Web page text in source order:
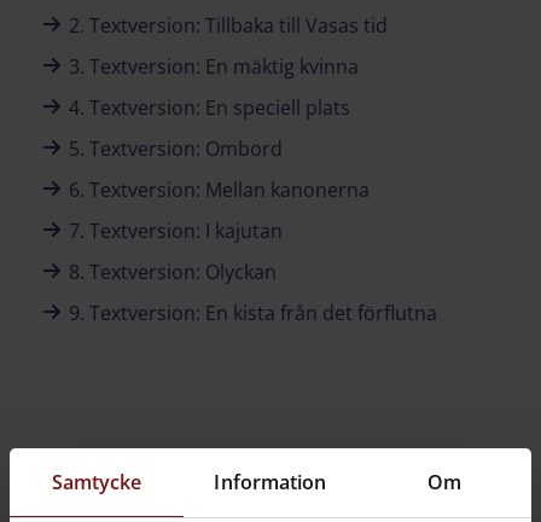
Samtycke Information Om
2. Textversion: Tillbaka till Vasas tid
3. Textversion: En mäktig kvinna
4. Textversion: En speciell plats
5. Textversion: Ombord
6. Textversion: Mellan kanonerna
7. Textversion: I kajutan
8. Textversion: Olyckan
9. Textversion: En kista från det förflutna